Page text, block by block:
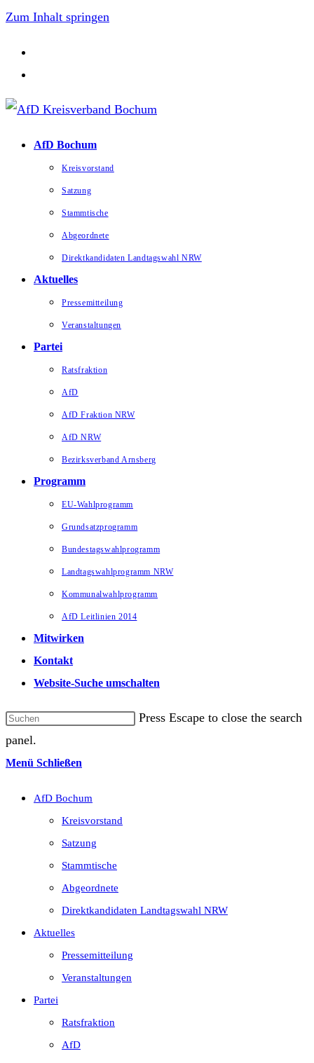
Zum Inhalt springen
AfD Bochum
Kreisvorstand
Satzung
Stammtische
Abgeordnete
Direktkandidaten Landtagswahl NRW
Aktuelles
Pressemitteilung
Veranstaltungen
Partei
Ratsfraktion
AfD
AfD Fraktion NRW
AfD NRW
Bezirksverband Arnsberg
Programm
EU-Wahlprogramm
Grundsatzprogramm
Bundestagswahlprogramm
Landtagswahlprogramm NRW
Kommunalwahlprogramm
AfD Leitlinien 2014
Mitwirken
Kontakt
Website-Suche umschalten
Press Escape to close the search
panel.
Menü Schließen
AfD Bochum
Kreisvorstand
Satzung
Stammtische
Abgeordnete
Direktkandidaten Landtagswahl NRW
Aktuelles
Pressemitteilung
Veranstaltungen
Partei
Ratsfraktion
AfD